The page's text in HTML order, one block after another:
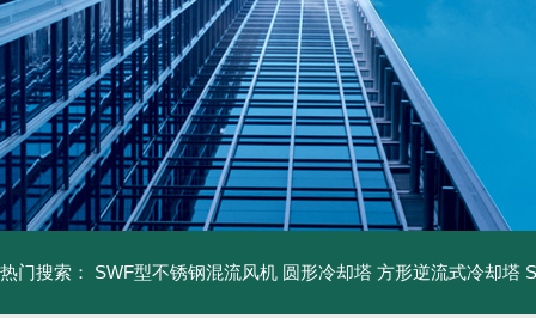
热门搜索： SWF型不锈钢混流风机 圆形冷却塔 方形逆流式冷却塔